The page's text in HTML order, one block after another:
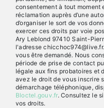
consentement à tout moment
réclamation auprès d’une
d’organiser le sort de vos
exercer ces droits par voie
Ary Leblond 97410 Saint-
l'adresse
vous être demandé. Nous
période de prise de contact
légale aux fins probatoires et
avez le droit de vous inscrire
démarchage téléphonique,
Bloctel.gouv.fr. Consultez le
vos droits.